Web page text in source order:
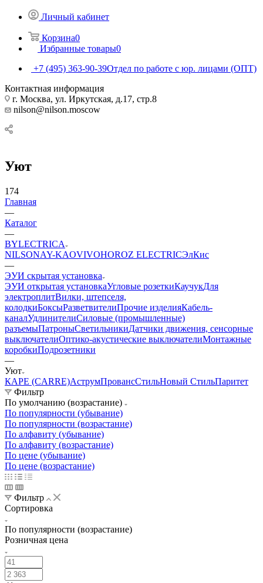
Личный кабинет
Корзина0
Избранные товары0
+7 (495) 363-90-39Отдел по работе с юр. лицами (ОПТ)
Контактная информация
г. Москва, ул. Иркутская, д.17, стр.8
nilson@nilson.moscow
Уют
174
Главная
—
Каталог
—
BYLECTRICA
NILSONAY-KAOVIVOHOROZ ELECTRICЭлКис
—
ЭУИ скрытая установка
ЭУИ открытая установкаУгловые розеткиКаучукДля
электроплитВилки, штепселя,
колодкиБоксыРазветвителиПрочие изделияКабель-
каналУдлинителиСиловые (промышленные)
разъемыПатроныСветильникиДатчики движения, сенсорные
выключателиОптико-акустические выключателиМонтажные
коробкиПодрозетники
—
Уют
КАРЕ (CARRE)АструмПровансСтильНовый СтильПаритет
Фильтр
По умолчанию (возрастание)
По популярности (убывание)
По популярности (возрастание)
По алфавиту (убывание)
По алфавиту (возрастание)
По цене (убывание)
По цене (возрастание)
Фильтр
Сортировка
По популярности (возрастание)
Розничная цена